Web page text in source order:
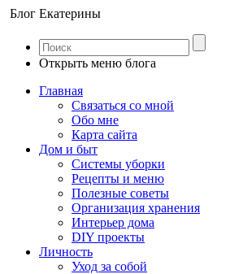
Блог Екатерины
Открыть меню блога
Главная
Связаться со мной
Обо мне
Карта сайта
Дом и быт
Системы уборки
Рецепты и меню
Полезные советы
Организация хранения
Интерьер дома
DIY проекты
Личность
Уход за собой